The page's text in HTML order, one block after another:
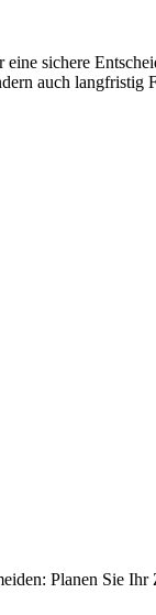
sichere
auch langfristig
Planen Sie